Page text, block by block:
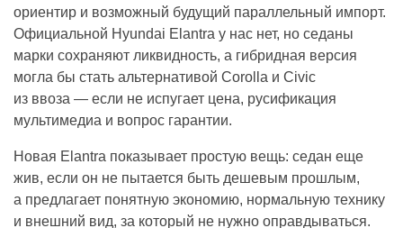
ориентир и возможный будущий параллельный импорт.
Официальной Hyundai Elantra у нас нет, но седаны
марки сохраняют ликвидность, а гибридная версия
могла бы стать альтернативой Corolla и Civic
из ввоза — если не испугает цена, русификация
мультимедиа и вопрос гарантии.
Новая Elantra показывает простую вещь: седан еще
жив, если он не пытается быть дешевым прошлым,
а предлагает понятную экономию, нормальную технику
и внешний вид, за который не нужно оправдываться.